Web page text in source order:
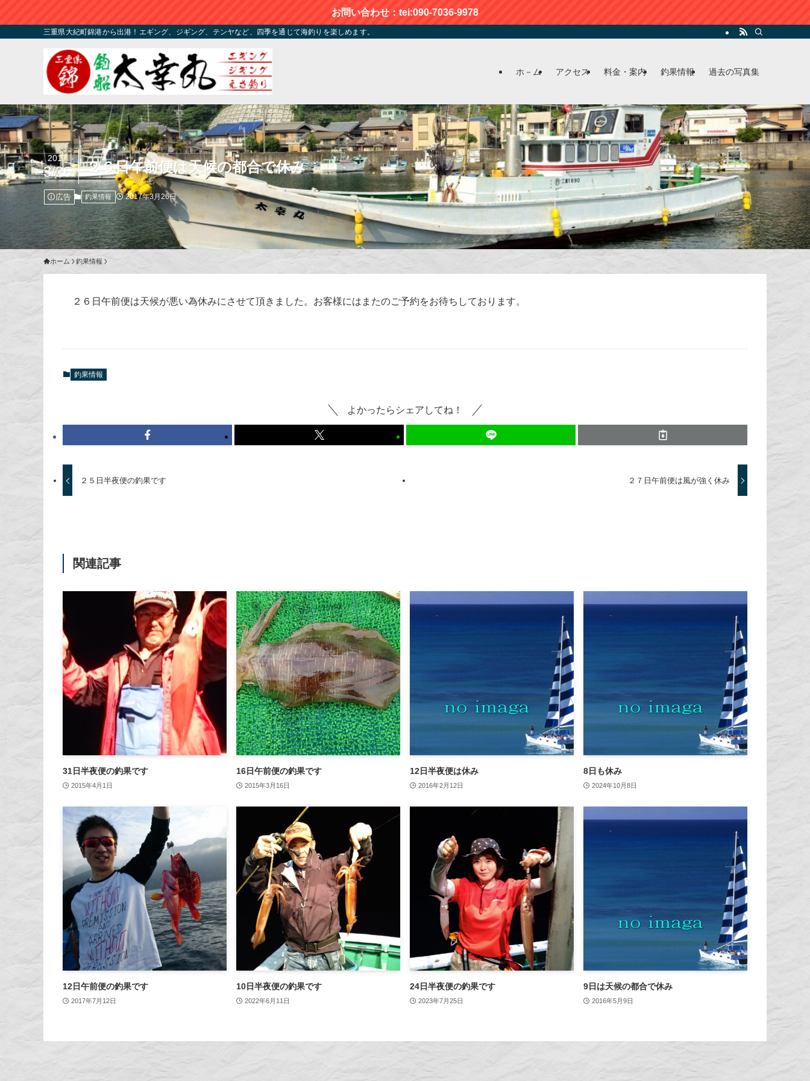
お問い合わせ：tei:090-7036-9978
三重県大紀町錦港から出港！エギング、ジギング、テンヤなど、四季を通じて海釣りを楽しめます。
ホ－ム アクセス 料金・案内 釣果情報 過去の写真集
２６日午前便は天候の都合で休み
2017
3/26
広告 釣果情報 2017年3月26日
ホーム 釣果情報
２６日午前便は天候が悪い為休みにさせて頂きました。お客様にはまたのご予約をお待ちしております。
釣果情報
よかったらシェアしてね！
２５日半夜便の釣果です ２７日午前便は風が強く休み
関連記事
31日半夜便の釣果です
2015年4月1日
16日午前便の釣果です
2015年3月16日
12日半夜便は休み
2016年2月12日
8日も休み
2024年10月8日
12日午前便の釣果です
2017年7月12日
10日半夜便の釣果です
2022年6月11日
24日半夜便の釣果です
2023年7月25日
9日は天候の都合で休み
2016年5月9日